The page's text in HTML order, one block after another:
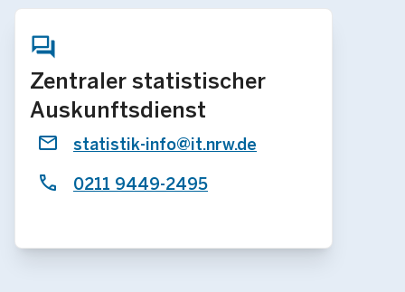
Zentraler statistischer
Auskunftsdienst
statistik-info@it.nrw.de
0211 9449-2495